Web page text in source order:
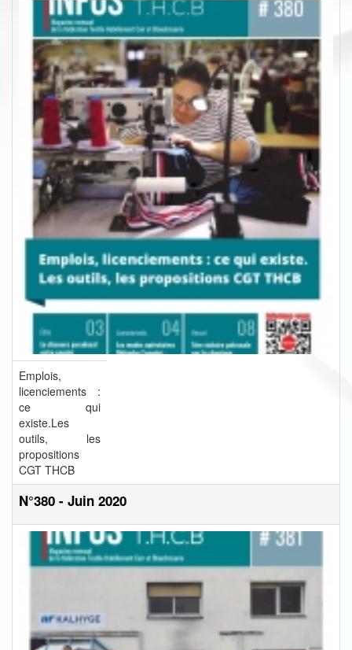
Emplois,
licenciements :
ce qui
existe.Les
outils, les
propositions
CGT THCB
N°380 - Juin 2020